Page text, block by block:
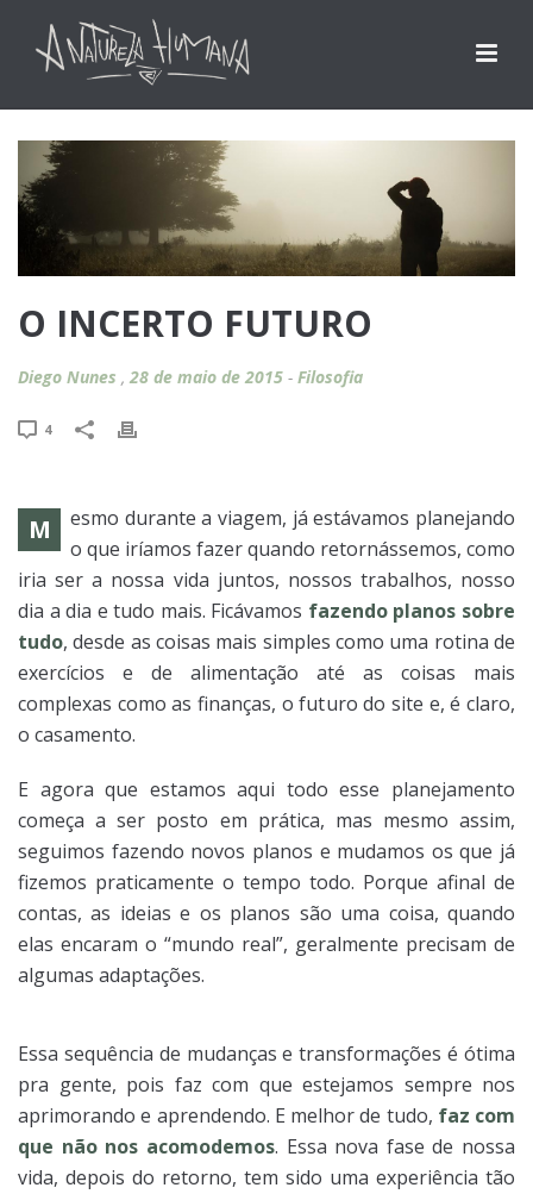
O INCERTO FUTURO
Diego Nunes , 28 de maio de 2015 - Filosofia
4
M
esmo durante a viagem, já estávamos planejando
o que iríamos fazer quando retornássemos, como
iria ser a nossa vida juntos, nossos trabalhos, nosso
dia a dia e tudo mais. Ficávamos fazendo planos sobre
tudo, desde as coisas mais simples como uma rotina de
exercícios e de alimentação até as coisas mais
complexas como as finanças, o futuro do site e, é claro,
o casamento.
E agora que estamos aqui todo esse planejamento
começa a ser posto em prática, mas mesmo assim,
seguimos fazendo novos planos e mudamos os que já
fizemos praticamente o tempo todo. Porque afinal de
contas, as ideias e os planos são uma coisa, quando
elas encaram o “mundo real”, geralmente precisam de
algumas adaptações.
Essa sequência de mudanças e transformações é ótima
pra gente, pois faz com que estejamos sempre nos
aprimorando e aprendendo. E melhor de tudo, faz com
que não nos acomodemos. Essa nova fase de nossa
vida, depois do retorno, tem sido uma experiência tão